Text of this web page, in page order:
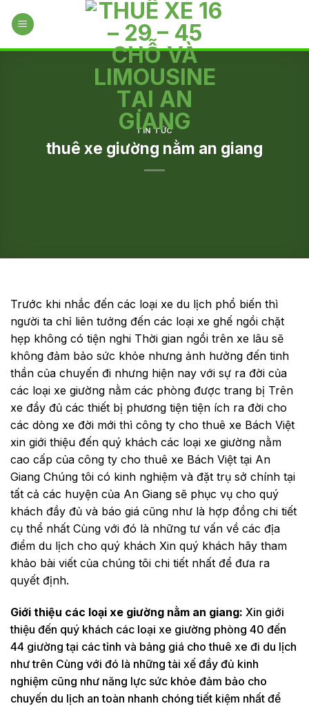
TIN TỨC
thuê xe giường nằm an giang
Trước khi nhắc đến các loại xe du lịch phổ biến thì
người ta chỉ liên tưởng đến các loại xe ghế ngồi chặt
hẹp không có tiện nghi Thời gian ngồi trên xe lâu sẽ
không đảm bảo sức khỏe nhưng ảnh hưởng đến tinh
thần của chuyến đi nhưng hiện nay với sự ra đời của
các loại xe giường nằm các phòng được trang bị Trên
xe đầy đủ các thiết bị phương tiện tiện ích ra đời cho
các dòng xe đời mới thì công ty cho thuê xe Bách Việt
xin giới thiệu đến quý khách các loại xe giường nằm
cao cấp của công ty cho thuê xe Bách Việt tại An
Giang Chúng tôi có kinh nghiệm và đặt trụ sở chính tại
tất cả các huyện của An Giang sẽ phục vụ cho quý
khách đầy đủ và báo giá cũng như là hợp đồng chi tiết
cụ thể nhất Cùng với đó là những tư vấn về các địa
điểm du lịch cho quý khách Xin quý khách hãy tham
khảo bài viết của chúng tôi chi tiết nhất để đưa ra
quyết định.
Giới thiệu các loại xe giường nằm an giang: Xin giới
thiệu đến quý khách các loại xe giường phòng 40 đến
44 giường tại các tỉnh và bảng giá cho thuê xe đi du lịch
như trên Cùng với đó là những tài xế đầy đủ kinh
nghiệm cũng như năng lực sức khỏe đảm bảo cho
chuyến du lịch an toàn nhanh chóng tiết kiệm nhất để